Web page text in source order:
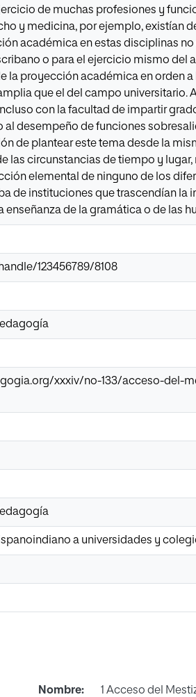
de muchas profesiones y
y medicina, por ejemplo, existían
académica en estas disciplinas
o para el ejercicio mismo del
la proyección académica en orden
que el del campo universitario.
con la facultad de impartir
al desempeño de funciones
de plantear este tema desde la
las circunstancias de tiempo y
elemental de ninguno de los
de instituciones que trascendían
enseñanza de la gramática o de las
123456789/8108
xxxiv/no-133/acceso-del-
a universidades y
Nombre:
1 Acceso del